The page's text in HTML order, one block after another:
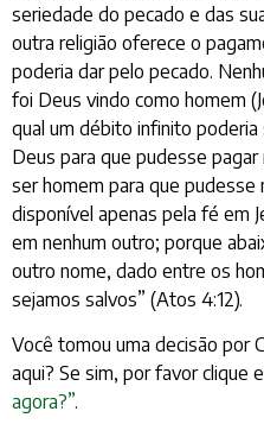
seriedade do pecado e das
outra religião oferece o
poderia dar pelo pecado.
foi Deus vindo como homem
qual um débito infinito poderia
Deus para que pudesse
ser homem para que pudesse
disponível apenas pela fé em
em nenhum outro; porque
outro nome, dado entre os
sejamos salvos” (Atos 4:12).
Você tomou uma decisão por
aqui? Se sim, por favor clique
agora?”.